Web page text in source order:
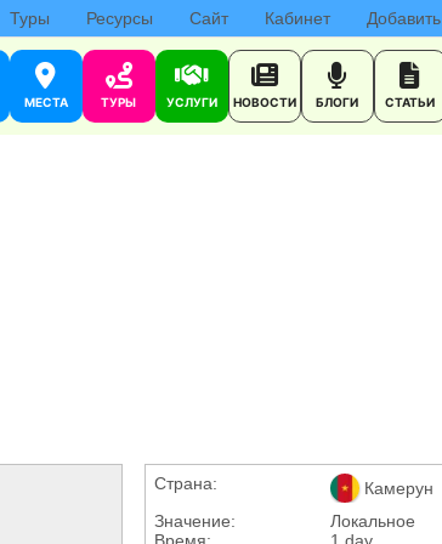
Туры Ресурсы Сайт Кабинет Добавить
МЕСТА ТУРЫ УСЛУГИ НОВОСТИ БЛОГИ СТАТЬИ
Страна:
Камерун
Значение:
Локальное